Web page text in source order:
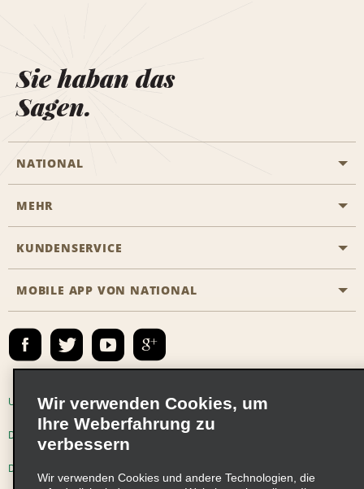
Sie haban das
Sagen.
NATIONAL
Eine Reservierung vornehmen
Das Business Rental Programm
Emerald Club Anmelden
MEHR
Karriere
KUNDENSERVICE
Barrierefreiheit
Kontakt
E-Mail anmelden
MOBILE APP VON NATIONAL
Unternehmensinformationen Nutzungsbedingungen
Datenschutzrichtlinie Cookie-Richtlinie
Datenschutzoptionen
Wir verwenden Cookies, um
Ihre Weberfahrung zu
verbessern
Wir verwenden Cookies und andere Technologien, die